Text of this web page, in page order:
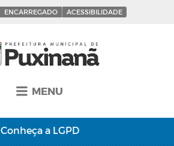
ENCARREGADO ACESSIBILIDADE
MENU
Conheça a LGPD